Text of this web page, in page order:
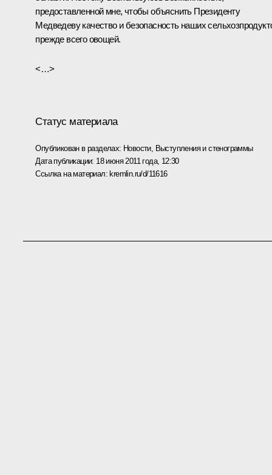
предоставленной мне, чтобы объяснить Президенту
Медведеву качество и безопасность наших
прежде всего овощей.
<…>
Статус материала
Опубликован в разделах: Новости, Выступления и стенограммы
Дата публикации: 18 июня 2011 года, 12:30
Ссылка на материал: kremlin.ru/d/11616